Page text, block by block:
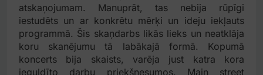
atskaņojumam. Manuprāt, tas nebija rūpīgi
iestudēts un ar konkrētu mērķi un ideju iekļauts
programmā. Šis skaņdarbs likās lieks un neatklāja
koru skanējumu tā labākajā formā. Kopumā
koncerts bija skaists, varēja just katra kora
ieguldīto darbu priekšnesumos. Main street